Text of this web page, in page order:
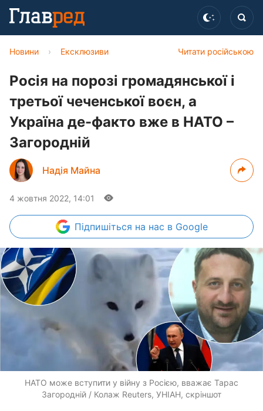
Читати російською
Новини › Ексклюзиви
Росія на порозі громадянської і
третьої чеченської воєн, а
Україна де-факто вже в НАТО –
Загородній
Надія Майна
4 жовтня 2022, 14:01
Підпишіться на нас в Google
НАТО може вступити у війну з Росією, вважає Тарас
Загородній / Колаж Reutеrs, УНІАН, скріншот